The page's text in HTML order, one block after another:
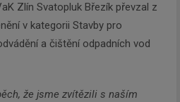
Zlín Svatopluk Březík převzal z
v kategorii Stavby pro
a čištění odpadních vod
že jsme zvítězili s naším